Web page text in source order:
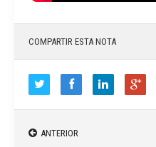
COMPARTIR ESTA NOTA
ANTERIOR